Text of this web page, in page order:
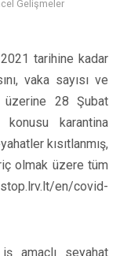
Gelişmeler
tarihine kadar
vaka sayısı ve
üzerine 28 Şubat
karantina
kısıtlanmış,
olmak üzere tüm
en/covid-
amaçlı seyahat